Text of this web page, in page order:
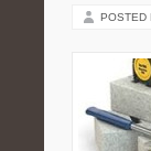
POSTED